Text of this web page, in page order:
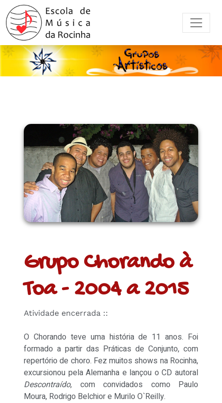
Grupo Chorando à
Toa - 2004 a 2015
Atividade encerrada ::
O Chorando teve uma história de 11 anos. Foi
formado a partir das Práticas de Conjunto, com
repertório de choro. Fez muitos shows na Rocinha,
excursionou pela Alemanha e lançou o CD autoral
Descontraído, com convidados como Paulo
Moura, Rodrigo Belchior e Murilo O`Reilly.